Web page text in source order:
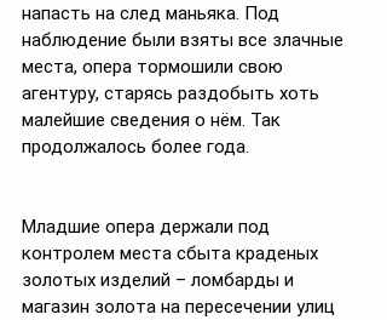
напасть на след маньяка. Под
наблюдение были взяты все злачные
места, опера тормошили свою
агентуру, старясь раздобыть хоть
малейшие сведения о нём. Так
продолжалось более года.
Младшие опера держали под
контролем места сбыта краденых
золотых изделий – ломбарды и
магазин золота на пересечении улиц